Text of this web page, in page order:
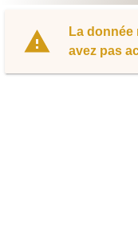
La
avez pas